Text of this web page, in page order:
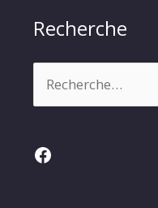
Recherche
Facebook